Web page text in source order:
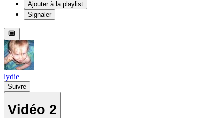
Ajouter à la playlist
Signaler
lydie
Suivre
Vidéo 2